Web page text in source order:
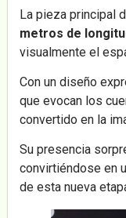
La pieza principal
metros de
visualmente el
Con un diseño
que evocan los
convertido en la
Su presencia
convirtiéndose en
de esta nueva